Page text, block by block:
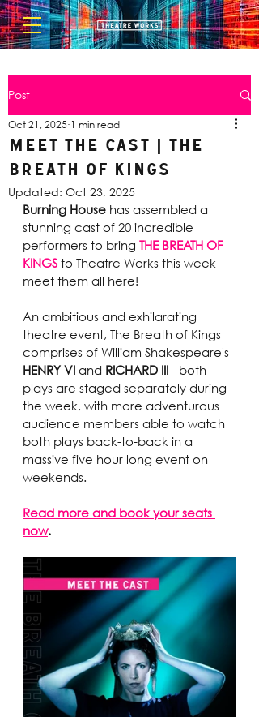
Post
Meet the Cast | The
Breath of Kings
Oct 21, 2025 1 min read
Updated: Oct 23, 2025
Burning House has assembled a
stunning cast of 20 incredible
performers to bring THE BREATH OF
KINGS to Theatre Works this week -
meet them all here!
An ambitious and exhilarating
theatre event, The Breath of Kings
comprises of William Shakespeare's
HENRY VI and RICHARD III - both
plays are staged separately during
the week, with more adventurous
audience members able to watch
both plays back-to-back in a
massive five hour long event on
weekends.
Read more and book your seats
now.